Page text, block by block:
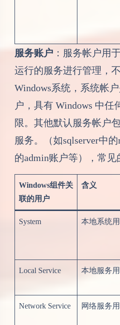
服务账户 ：服务帐户用
运行的服务进行管理，
Windows系统，系统帐
户，具有 Windows 中任
限。其他默认服务帐户
服务。（如sqlserver中
的admin账户等），常见
Windows组件关
联的用户
含义
System 本地系统
Local Service 本地服务
Network Service 网络服务